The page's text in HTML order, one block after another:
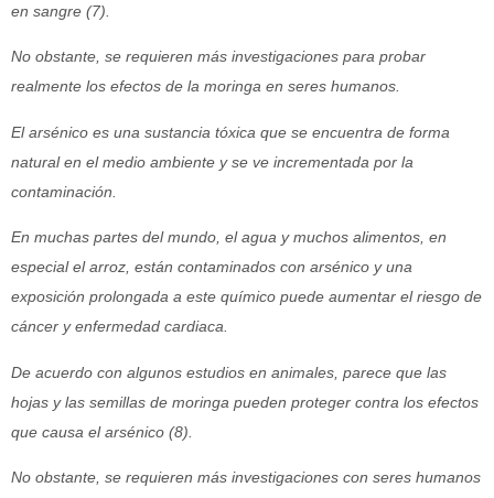
en sangre (7).
No obstante, se requieren más investigaciones para probar
realmente los efectos de la moringa en seres humanos.
El arsénico es una sustancia tóxica que se encuentra de forma
natural en el medio ambiente y se ve incrementada por la
contaminación.
En muchas partes del mundo, el agua y muchos alimentos, en
especial el arroz, están contaminados con arsénico y una
exposición prolongada a este químico puede aumentar el riesgo de
cáncer y enfermedad cardiaca.
De acuerdo con algunos estudios en animales, parece que las
hojas y las semillas de moringa pueden proteger contra los efectos
que causa el arsénico (8).
No obstante, se requieren más investigaciones con seres humanos